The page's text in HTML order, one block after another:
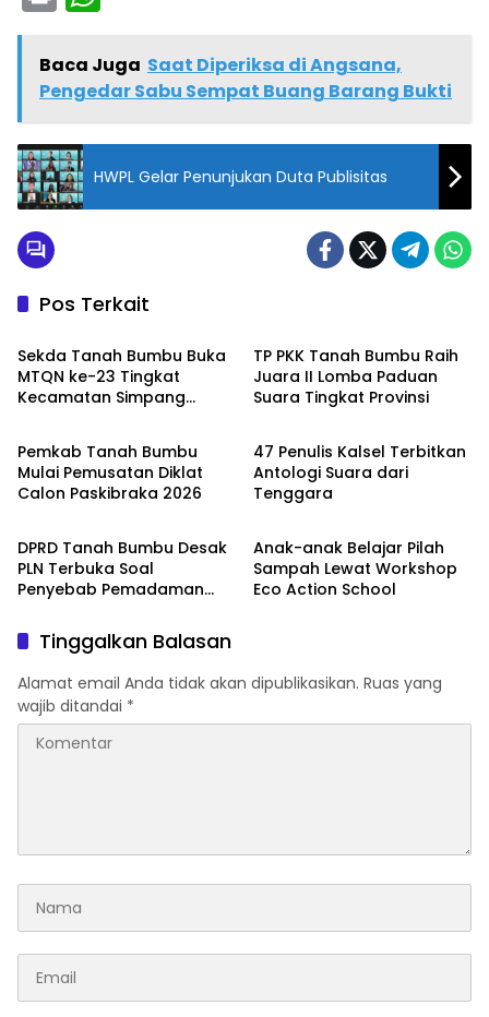
t a
ts
A
p
p
Baca Juga Saat Diperiksa di Angsana,
Pengedar Sabu Sempat Buang Barang Bukti
HWPL Gelar Penunjukan Duta Publisitas
Pos Terkait
Tanah Bumbu
Sekda Tanah Bumbu Buka
MTQN ke-23 Tingkat
Kecamatan Simpang
TP PKK Tanah Bumbu Raih
Juara II Lomba Paduan
Suara Tingkat Provinsi
Tanah Bumbu
Pemkab Tanah Bumbu
Mulai Pemusatan Diklat
Calon Paskibraka 2026
Tanah Bumbu
47 Penulis Kalsel Terbitkan
Antologi Suara dari
Tenggara
Tanah Bumbu
DPRD Tanah Bumbu Desak
PLN Terbuka Soal
Penyebab Pemadaman
Tanah Bumbu
Anak-anak Belajar Pilah
Sampah Lewat Workshop
Eco Action School
Tinggalkan Balasan
Alamat email Anda tidak akan dipublikasikan. Ruas yang
wajib ditandai *